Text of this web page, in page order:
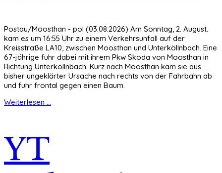
Postau/Moosthan - pol (03.08.2026) Am Sonntag, 2. August.
kam es um 16:55 Uhr zu einem Verkehrsunfall auf der
Kreisstraße LA10, zwischen Moosthan und Unterköllnbach. Eine
67-jährige fuhr dabei mit ihrem Pkw Skoda von Moosthan in
Richtung Unterköllnbach. Kurz nach Moosthan kam sie aus
bisher ungeklärter Ursache nach rechts von der Fahrbahn ab
und fuhr frontal gegen einen Baum.
Weiterlesen ...
YT